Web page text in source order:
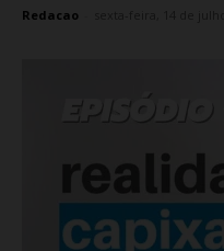
Redacao